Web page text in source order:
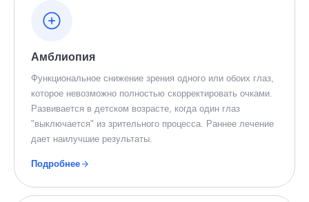
Амблиопия
Функциональное снижение зрения одного или обоих глаз,
которое невозможно полностью скорректировать очками.
Развивается в детском возрасте, когда один глаз
"выключается" из зрительного процесса. Раннее лечение
дает наилучшие результаты.
Подробнее